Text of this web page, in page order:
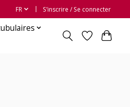
FR S’inscrire / Se connecter